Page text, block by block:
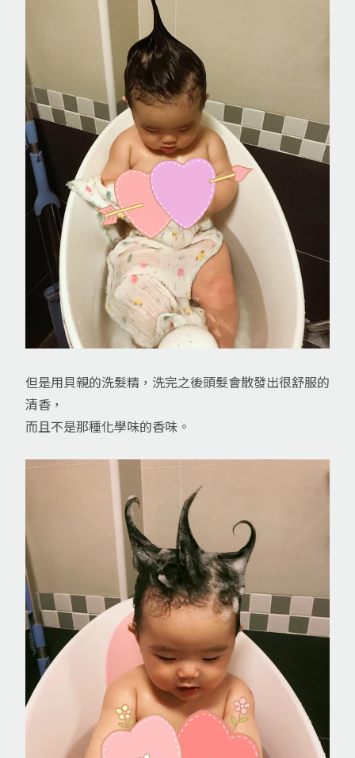
但是用貝親的洗髮精，洗完之後頭髮會散發出很舒服的
清香，
而且不是那種化學味的香味。